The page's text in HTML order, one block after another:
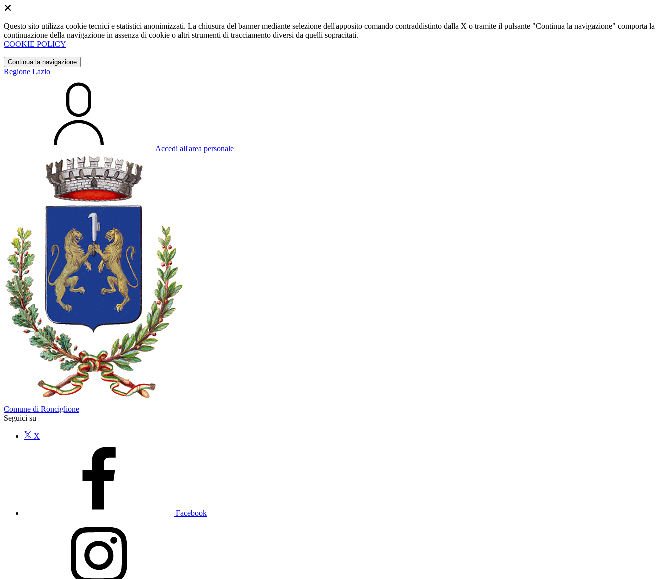
Questo sito utilizza cookie tecnici e statistici anonimizzati. La chiusura del banner mediante selezione dell'apposito comando contraddistinto dalla X o tramite il pulsante "Continua la navigazione" comporta la
continuazione della navigazione in assenza di cookie o altri strumenti di tracciamento diversi da quelli sopracitati.
COOKIE POLICY
Continua la navigazione
Regione Lazio
Accedi all'area personale
Comune di Ronciglione
Seguici su
X
Facebook